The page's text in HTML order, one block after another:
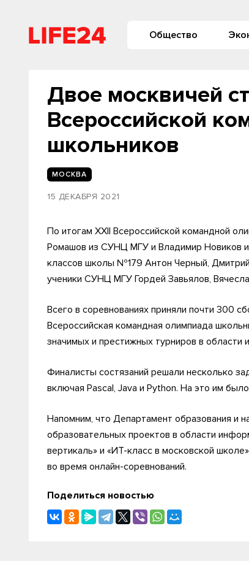
Общество
Двое москвичей
Всероссийской
школьников
МОСКВА
15 ДЕКАБРЯ 2021
По итогам XXII Всероссийской командной
Ромашов из СУНЦ МГУ и Владимир Новиков
классов школы №179 Антон Черный,
ученики СУНЦ МГУ Гордей Завьялов,
Всего в соревнованиях приняли почти 300
Всероссийская командная олимпиада
значимых и престижных турниров в области
Финалисты состязаний решали несколько
включая Pascal, Java и Python. На это им
Напомним, что Департамент образования и
образовательных проектов в области
вертикаль» и «ИТ-класс в московской
во время онлайн-соревнований.
Поделиться новостью